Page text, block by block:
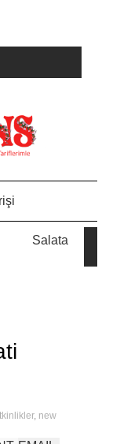
Salata
, new